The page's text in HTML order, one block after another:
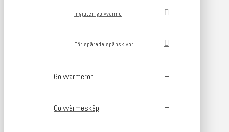
Ingjuten golvvärme
För spårade spånskivor
Golvvärmerör
Golvvärmeskåp